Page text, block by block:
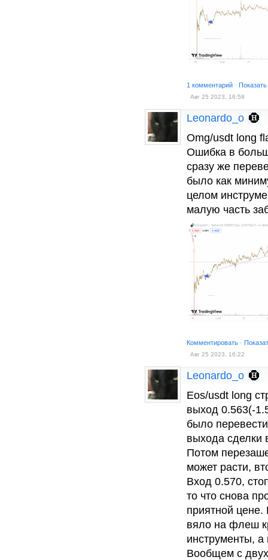
1 комментарий ·
Авг 25 2023, 16:58
Leonardo_o
Omg/usdt long
Ошибка в
сразу же
было как
целом
малую часть
Комментировать ·
Авг 25 2023, 16:22
Leonardo_o
Eos/usdt long
выход 0.563(-
было
выхода сделки
Потом
может расти,
Вход 0.570,
то что снова
приятной цене.
вяло на флеш
инструменты, а
Вообщем с